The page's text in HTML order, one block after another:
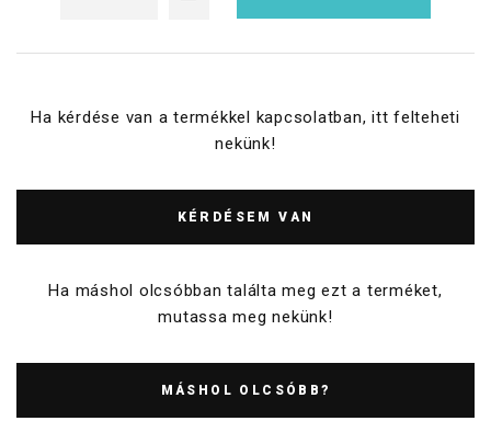
Ha kérdése van a termékkel kapcsolatban, itt felteheti
nekünk!
KÉRDÉSEM VAN
Ha máshol olcsóbban találta meg ezt a terméket,
mutassa meg nekünk!
MÁSHOL OLCSÓBB?